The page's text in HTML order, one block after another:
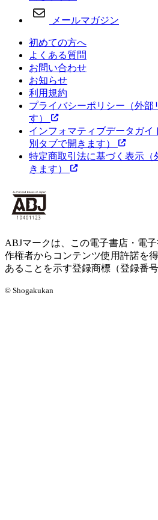
メールマガジン
初めての方へ
よくある質問
お問い合わせ
お知らせ
利用規約
プライバシーポリシー （外
す）
インフォマティブデータガイ
別タブで開きます）
特定商取引法に基づく表示
きます）
ABJマークは、この電子書店・電
作権者からコンテンツ使用許諾を
あることを示す登録商標（登録番号
© Shogakukan